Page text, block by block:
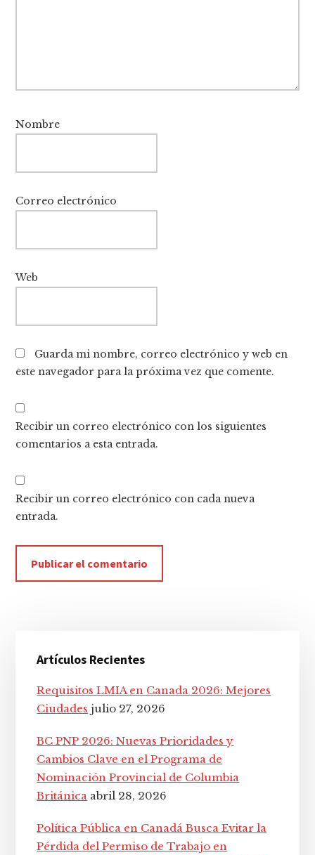
Nombre
Correo electrónico
Web
Guarda mi nombre, correo electrónico y web en
este navegador para la próxima vez que comente.
Recibir un correo electrónico con los siguientes
comentarios a esta entrada.
Recibir un correo electrónico con cada nueva
entrada.
lateral
principal
Artículos Recientes
Requisitos LMIA en Canada 2026: Mejores
Ciudades julio 27, 2026
BC PNP 2026: Nuevas Prioridades y
Cambios Clave en el Programa de
Nominación Provincial de Columbia
Británica abril 28, 2026
Política Pública en Canadá Busca Evitar la
Pérdida del Permiso de Trabajo en